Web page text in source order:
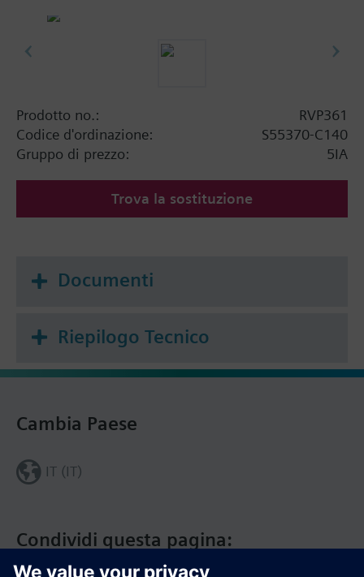
Prodotto no.:
RVP361
Codice d'ordinazione:
S55370-C140
Gruppo di prezzo:
5IA
Trova la sostituzione
Documenti
Riepilogo Tecnico
Condividi questa pagina:
Cambia Paese
IT (IT)